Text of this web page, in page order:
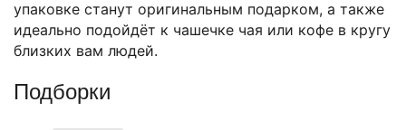
упаковке станут оригинальным подарком, а также
идеально подойдёт к чашечке чая или кофе в кругу
близких вам людей.
Подборки